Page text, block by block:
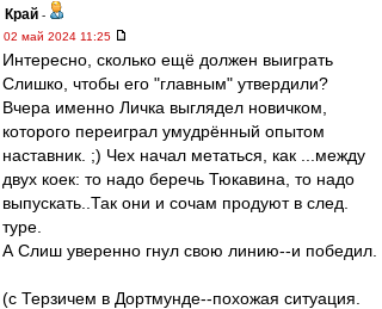
Край -
02 май 2024 11:25
Интересно, сколько ещё должен выиграть
Слишко, чтобы его "главным" утвердили?
Вчера именно Личка выглядел новичком,
которого переиграл умудрённый опытом
наставник. ;) Чех начал метаться, как ...между
двух коек: то надо беречь Тюкавина, то надо
выпускать..Так они и сочам продуют в след.
туре.
А Слиш уверенно гнул свою линию--и победил.
(с Терзичем в Дортмунде--похожая ситуация.